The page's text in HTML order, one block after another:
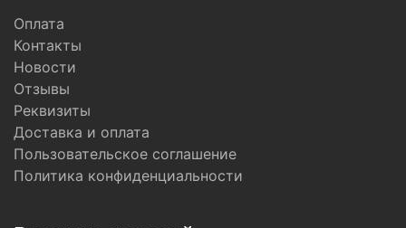
Оплата
Контакты
Новости
Отзывы
Реквизиты
Доставка и оплата
Пользовательское соглашение
Политика конфиденциальности